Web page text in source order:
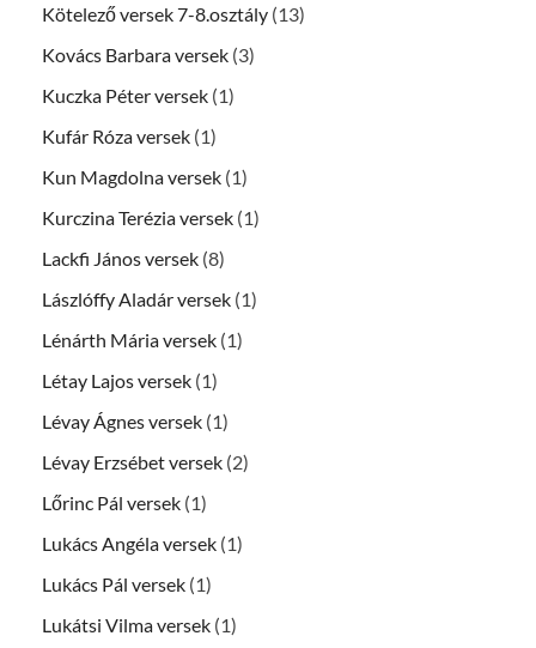
Kötelező versek 7-8.osztály (13)
Kovács Barbara versek (3)
Kuczka Péter versek (1)
Kufár Róza versek (1)
Kun Magdolna versek (1)
Kurczina Terézia versek (1)
Lackfi János versek (8)
Lászlóffy Aladár versek (1)
Lénárth Mária versek (1)
Létay Lajos versek (1)
Lévay Ágnes versek (1)
Lévay Erzsébet versek (2)
Lőrinc Pál versek (1)
Lukács Angéla versek (1)
Lukács Pál versek (1)
Lukátsi Vilma versek (1)